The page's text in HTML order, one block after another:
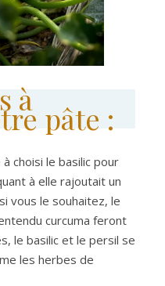
à
pâte :
choisi le basilic pour
à elle rajoutait un
vous le souhaitez, le
curcuma feront
le basilic et le persil se
les herbes de